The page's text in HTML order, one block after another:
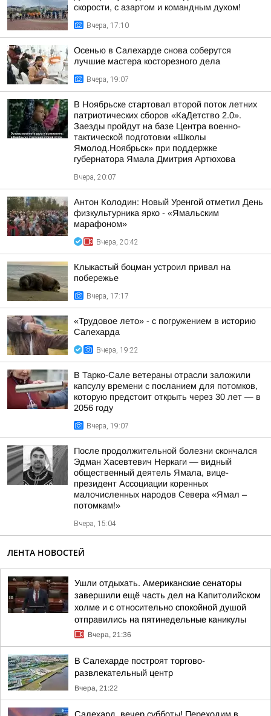
скорости, с азартом и командным духом!
Вчера, 17:10
Осенью в Салехарде снова соберутся
лучшие мастера косторезного дела
Вчера, 19:07
В Ноябрьске стартовал второй поток летних
патриотических сборов «КаДетство 2.0».
Заезды пройдут на базе Центра военно-
тактической подготовки «Школы
Ямолод.Ноябрьск» при поддержке
губернатора Ямала Дмитрия Артюхова
Вчера, 20:07
Антон Колодин: Новый Уренгой отметил День
физкультурника ярко - «Ямальским
марафоном»
Вчера, 20:42
Клыкастый боцман устроил привал на
побережье
Вчера, 17:17
«Трудовое лето» - с погружением в историю
Салехарда
Вчера, 19:22
В Тарко-Сале ветераны отрасли заложили
капсулу времени с посланием для потомков,
которую предстоит открыть через 30 лет — в
2056 году
Вчера, 19:07
После продолжительной болезни скончался
Эдман Хасевтевич Неркаги — видный
общественный деятель Ямала, вице-
президент Ассоциации коренных
малочисленных народов Севера «Ямал –
потомкам!»
Вчера, 15:04
ЛЕНТА НОВОСТЕЙ
Ушли отдыхать. Американские сенаторы
завершили ещё часть дел на Капитолийском
холме и с относительно спокойной душой
отправились на пятинедельные каникулы
Вчера, 21:36
В Салехарде построят торгово-
развлекательный центр
Вчера, 21:22